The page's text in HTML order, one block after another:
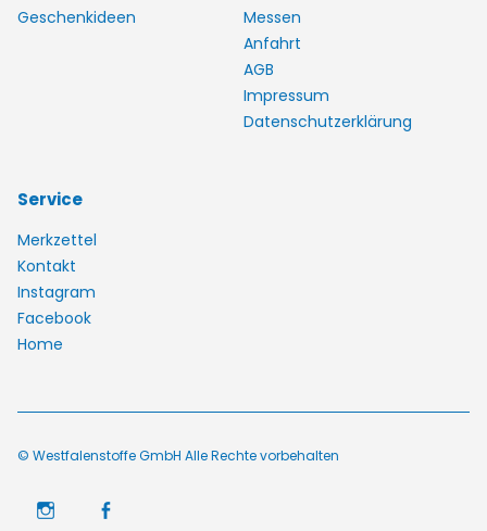
Geschenkideen
Messen
Anfahrt
AGB
Impressum
Datenschutzerklärung
Service
Merkzettel
Kontakt
Instagram
Facebook
Home
© Westfalenstoffe GmbH Alle Rechte vorbehalten